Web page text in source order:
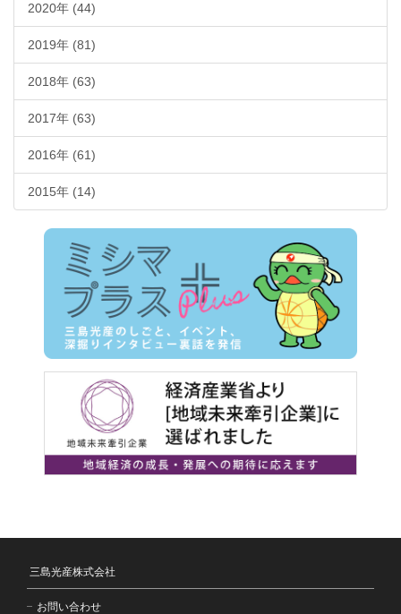
2020年 (44)
2019年 (81)
2018年 (63)
2017年 (63)
2016年 (61)
2015年 (14)
三島光産株式会社
お問い合わせ